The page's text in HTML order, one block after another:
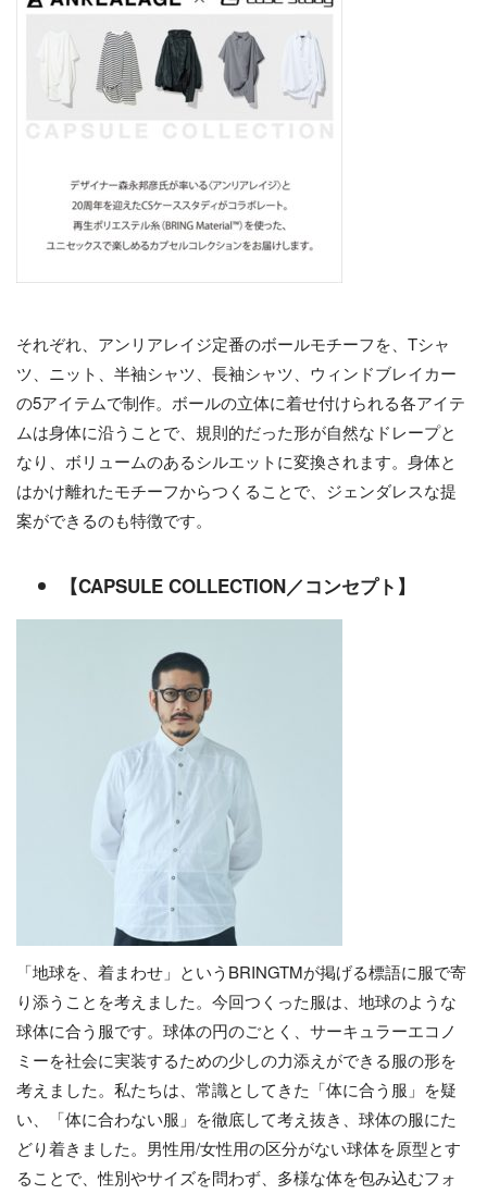
それぞれ、アンリアレイジ定番のボールモチーフを、Tシャ
ツ、ニット、半袖シャツ、長袖シャツ、ウィンドブレイカー
の5アイテムで制作。ボールの立体に着せ付けられる各アイテ
ムは身体に沿うことで、規則的だった形が自然なドレープと
なり、ボリュームのあるシルエットに変換されます。身体と
はかけ離れたモチーフからつくることで、ジェンダレスな提
案ができるのも特徴です。
【CAPSULE COLLECTION／コンセプト 】
「地球を、着まわせ」というBRINGTMが掲げる標語に服で寄
り添うことを考えました。今回つくった服は、地球のような
球体に合う服です。球体の円のごとく、サーキュラーエコノ
ミーを社会に実装するための少しの力添えができる服の形を
考えました。私たちは、常識としてきた「体に合う服」を疑
い、「体に合わない服」を徹底して考え抜き、球体の服にた
どり着きました。男性用/女性用の区分がない球体を原型とす
ることで、性別やサイズを問わず、多様な体を包み込むフォ